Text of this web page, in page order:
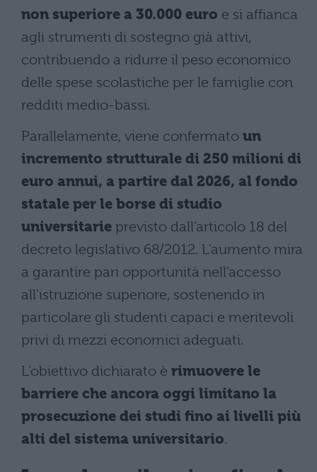
non superiore a 30.000 euro e si affianca
agli strumenti di sostegno già attivi,
contribuendo a ridurre il peso economico
delle spese scolastiche per le famiglie con
redditi medio-bassi.
Parallelamente, viene confermato un
incremento strutturale di 250 milioni di
euro annui, a partire dal 2026, al fondo
statale per le borse di studio
universitarie previsto dall’articolo 18 del
decreto legislativo 68/2012. L’aumento mira
a garantire pari opportunità nell’accesso
all’istruzione superiore, sostenendo in
particolare gli studenti capaci e meritevoli
privi di mezzi economici adeguati.
L’obiettivo dichiarato è rimuovere le
barriere che ancora oggi limitano la
prosecuzione dei studi fino ai livelli più
alti del sistema universitario.